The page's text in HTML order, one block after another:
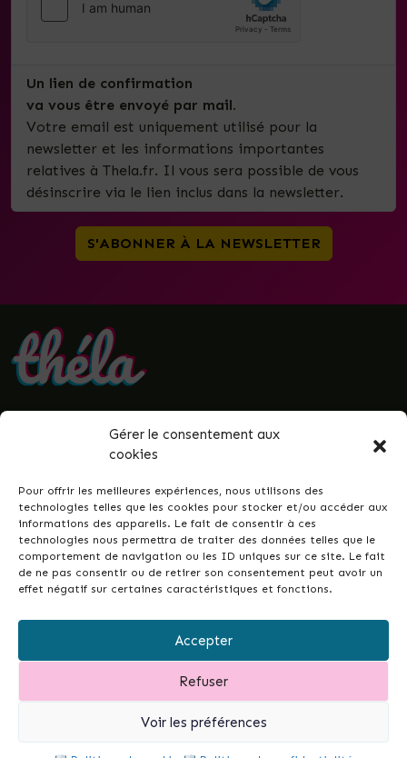
Gérer le consentement aux
cookies
Pour offrir les meilleures expériences, nous utilisons des
technologies telles que les cookies pour stocker et/ou accéder aux
informations des appareils. Le fait de consentir à ces
technologies nous permettra de traiter des données telles que le
comportement de navigation ou les ID uniques sur ce site. Le fait
de ne pas consentir ou de retirer son consentement peut avoir un
effet négatif sur certaines caractéristiques et fonctions.
Accepter
Refuser
Voir les préférences
Un lien de confirmation
va vous être envoyé par mail.
Votre email est uniquement utilisé pour la
newsletter et les informations importantes
relatives à Thela.fr. Il vous sera possible de vous
désinscrire via le lien inclus dans la newsletter.
• Politique de confidentialité
• Mentions légales
• Termes et conditions
• Guenrouët.fr
© 2026 Théla -Nicolas Le Gall
Ce site dans votre commune ?
tous•tes, permettant de développer les liens
intergénérationnels et la vie de votre ville ou
Contactez-moi pour en discuter.
Mobile Mail